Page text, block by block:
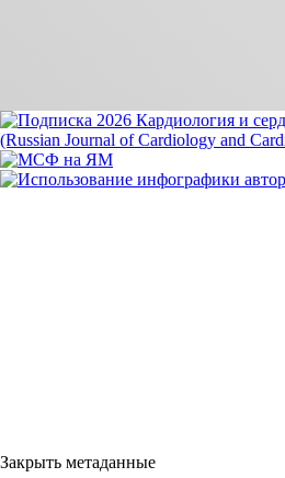
Закрыть метаданные